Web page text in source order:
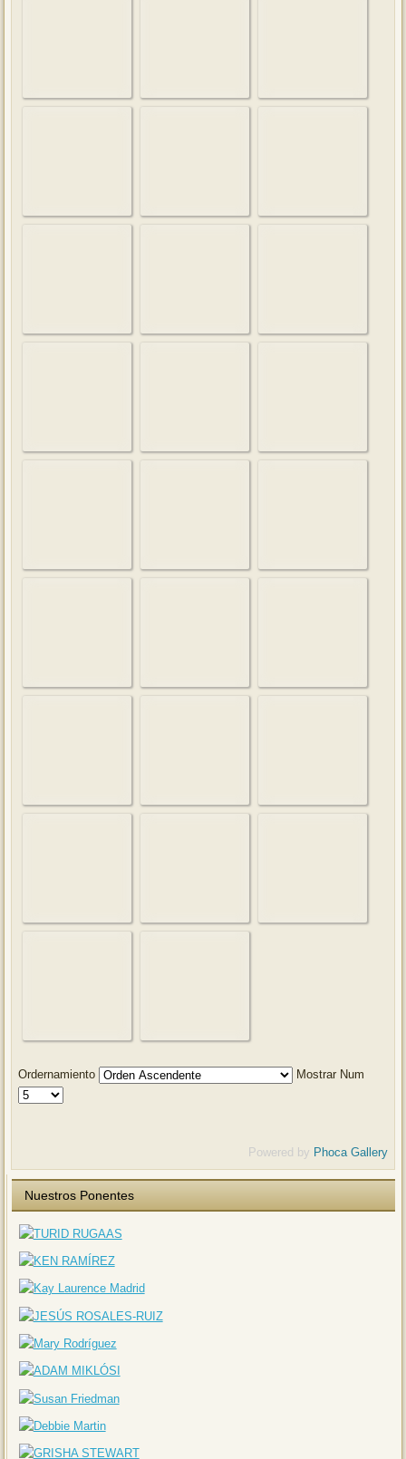
Ordernamiento Mostrar Num
Powered by Phoca Gallery
Nuestros Ponentes